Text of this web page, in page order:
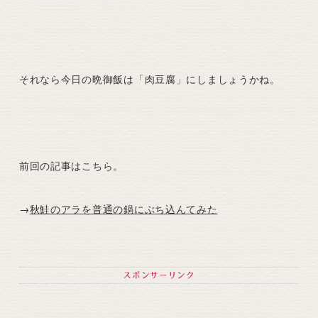
それなら今日の晩御飯は「肉豆腐」にしましょうかね。
前回の記事はこちら。
→秋鮭のアラを普通の鍋にぶち込んてみた
スポンサーリンク